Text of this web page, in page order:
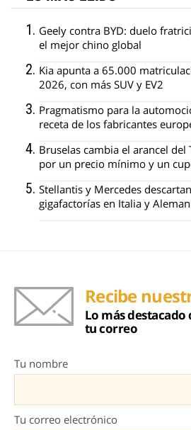
Geely contra BYD: duelo
el mejor chino global
Kia apunta a 65.000
2026, con más SUV y EV2
Pragmatismo para la
receta de los fabricantes
Bruselas cambia el arancel del
por un precio mínimo y un
Stellantis y Mercedes
gigafactorías en Italia y
Recibe
Lo más destacado
tu correo
Tu nombre
Tu correo electrónico